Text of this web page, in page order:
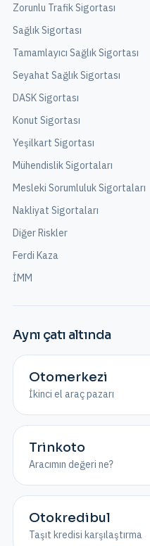
Zorunlu Trafik Sigortası
Sağlık Sigortası
Tamamlayıcı Sağlık Sigortası
Seyahat Sağlık Sigortası
DASK Sigortası
Konut Sigortası
Yeşilkart Sigortası
Mühendislik Sigortaları
Mesleki Sorumluluk Sigortaları
Nakliyat Sigortaları
Diğer Riskler
Ferdi Kaza
İMM
Aynı çatı altında
Otomerkezi
İkinci el araç pazarı
Trinkoto
Aracımın değeri ne?
Otokredibul
Taşıt kredisi karşılaştırma